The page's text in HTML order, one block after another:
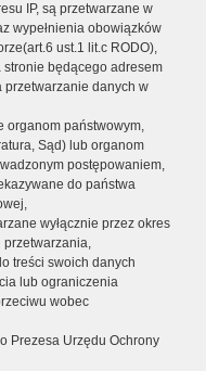
IP, są przetwarzane w
wypełnienia obowiązków
ust.1 lit.c RODO),
będącego adresem
przetwarzanie danych w
organom państwowym,
Sąd) lub organom
postępowaniem,
do państwa
wyłącznie przez okres
przetwarzania,
treści swoich danych
lub ograniczenia
wobec
Prezesa Urzędu Ochrony